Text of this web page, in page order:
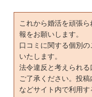
これから婚活を頑張
報をお願いします。
口コミに関する個別の
いたします。
法令違反と考えられ
ご了承ください。投
などサイト内で利用す